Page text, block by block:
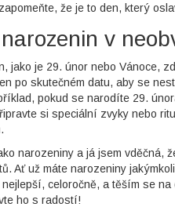
že je to den, který
v
jako je 29. únor nebo Vánoce,
po skutečném datu, aby se
pokud se narodíte 29.
si speciální zvyky nebo
narozeniny a já jsem vděčná,
Ať už máte narozeniny
celoročně, a těším se
ho s radostí!